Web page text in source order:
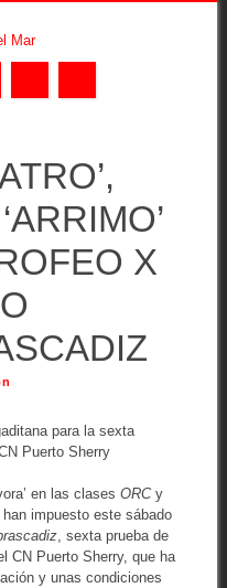
X
para la sexta
Puerto Sherry
en las clases ORCy
han impuesto este sábado
, sexta prueba de
CN Puerto Sherry, que ha
y unas condiciones